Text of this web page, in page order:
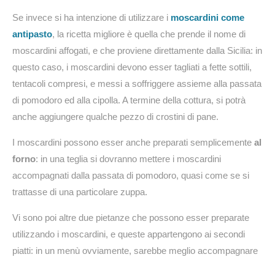
Se invece si ha intenzione di utilizzare i moscardini come
antipasto, la ricetta migliore è quella che prende il nome di
moscardini affogati, e che proviene direttamente dalla Sicilia: in
questo caso, i moscardini devono esser tagliati a fette sottili,
tentacoli compresi, e messi a soffriggere assieme alla passata
di pomodoro ed alla cipolla. A termine della cottura, si potrà
anche aggiungere qualche pezzo di crostini di pane.
I moscardini possono esser anche preparati semplicemente al
forno: in una teglia si dovranno mettere i moscardini
accompagnati dalla passata di pomodoro, quasi come se si
trattasse di una particolare zuppa.
Vi sono poi altre due pietanze che possono esser preparate
utilizzando i moscardini, e queste appartengono ai secondi
piatti: in un menù ovviamente, sarebbe meglio accompagnare